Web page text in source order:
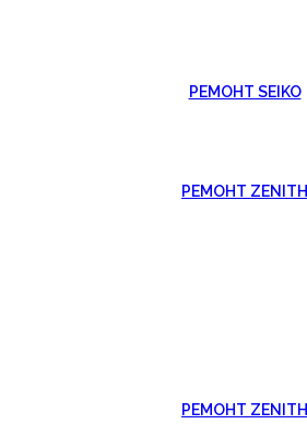
РЕМОНТ SEIKO
РЕМОНТ ZENITH
РЕМОНТ ZENITH